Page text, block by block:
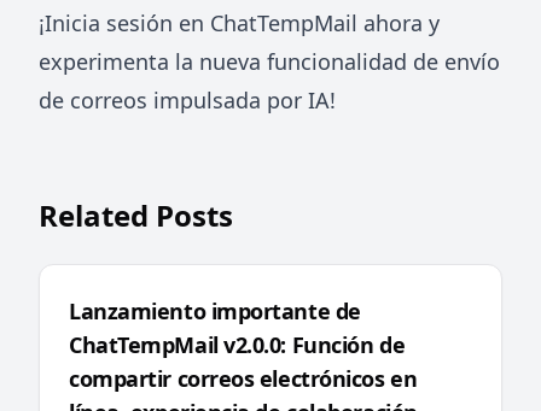
¡Inicia sesión en ChatTempMail ahora y
experimenta la nueva funcionalidad de envío
de correos impulsada por IA!
Related Posts
Lanzamiento importante de
ChatTempMail v2.0.0: Función de
compartir correos electrónicos en